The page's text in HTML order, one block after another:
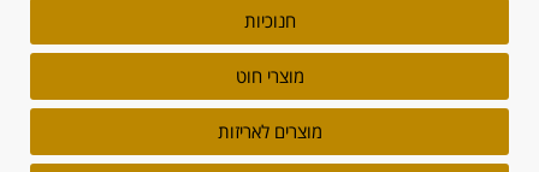
חנוכיות
מוצרי חוט
מוצרים לאריזות